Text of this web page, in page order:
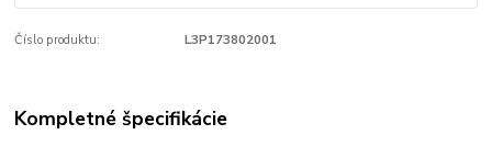
Číslo produktu: L3P173802001
Kompletné špecifikácie